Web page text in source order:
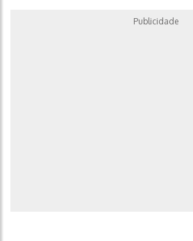
Publicidade